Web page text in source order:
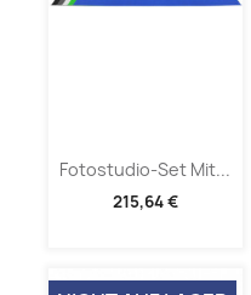
Fotostudio-Set Mit...
215,64 €